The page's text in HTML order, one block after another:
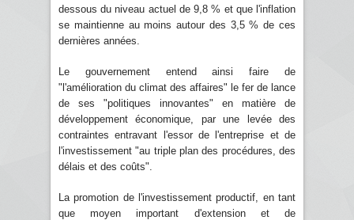
dessous du niveau actuel de 9,8 % et que l'inflation
se maintienne au moins autour des 3,5 % de ces
dernières années.
Le gouvernement entend ainsi faire de
"l'amélioration du climat des affaires" le fer de lance
de ses "politiques innovantes" en matière de
développement économique, par une levée des
contraintes entravant l'essor de l'entreprise et de
l'investissement "au triple plan des procédures, des
délais et des coûts".
La promotion de l'investissement productif, en tant
que moyen important d'extension et de